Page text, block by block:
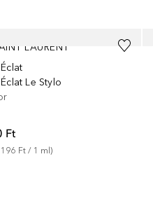
LAURENT
Le Stylo
Ft
196 Ft / 1 ml)